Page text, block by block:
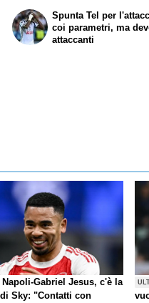
Spunta Tel per
coi parametri, ma
attaccanti
Napoli-Gabriel Jesus, c'è la
Sky: "Contatti con